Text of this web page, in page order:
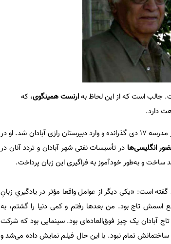
جالب است که از این لحاظ بهارنست همینگوی، که
دارد.
نجف دریابندری در سال ۱۳۰۸ در آبادان متولد شد. دوره ابتدایی را در مدرسه ۱۷ دی گذرانده و وارد دبیرستان رازی آبادان شد. او در
انگلیسی‌ها در تأسیسات نفتی شهر آبادان و تردد آنان در
ساخت و به‌طور خودآموز به فراگیری این زبان پرداخت.
است: «یكی دیگر از عوامل واقعا مؤثر در یادگیریِ زبانِ
تاج بود. من بعدها رفتم و کمی دنیا را گشتم، به
آبادان یک چیز فوق‌العاده‌ای بود. سینمایی بود كه شركت
جنگ هنوز ساختمانش تمام نبود. با این حال فیلم نمایش داده می‌شد و